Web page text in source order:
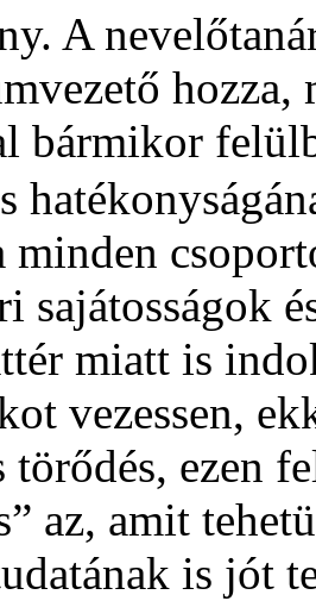
A
hozza,
bármikor
minden
sajátosságok
miatt is
vezessen,
törődés, ezen
az, amit
is jót